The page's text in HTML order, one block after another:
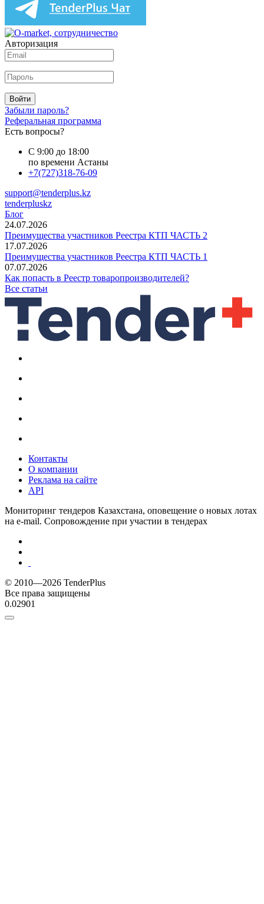
Авторизация
Войти
Забыли пароль?
Реферальная программа
Есть вопросы?
С 9:00 до 18:00
по времени Астаны
+7(727)318-76-09
support@tenderplus.kz
tenderpluskz
Блог
24.07.2026
Преимущества участников Реестра КТП ЧАСТЬ 2
17.07.2026
Преимущества участников Реестра КТП ЧАСТЬ 1
07.07.2026
Как попасть в Реестр товаропроизводителей?
Все статьи
Контакты
О компании
Реклама на сайте
API
Мониторинг тендеров Казахстана, оповещение о новых лотах
на e-mail. Сопровождение при участии в тендерах
© 2010—2026 TenderPlus
Все права защищены
0.02901